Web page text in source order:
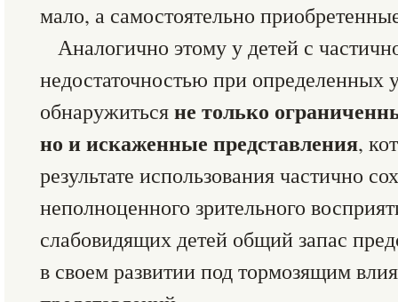
мало, а самостоятельно
Аналогично этому у детей с
недостаточностью при определенных
обнаружитьсяне только
но и искаженные представления,
результате использования частично
неполноценного зрительного
слабовидящих детей общий запас
в своем развитии под тормозящим